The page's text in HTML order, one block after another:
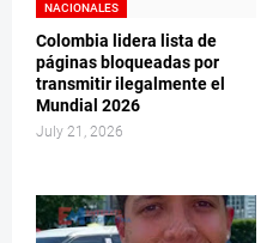
NACIONALES
Colombia lidera lista de
páginas bloqueadas por
transmitir ilegalmente el
Mundial 2026
July 21, 2026